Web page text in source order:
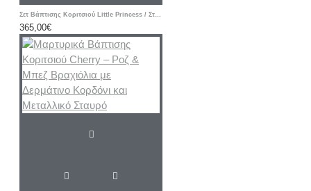
Σετ Βάπτισης Κοριτσιού Little Princess / Στέμμα με Ζωγραφισμένη Βαλίτσα
365,00€